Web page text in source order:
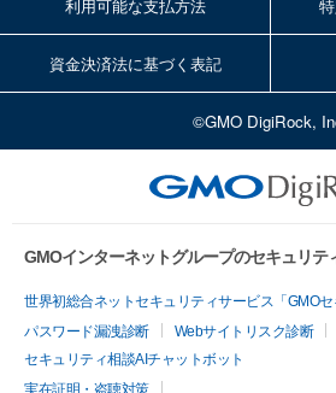
利用可能な支払方法
資金決済法に基づく表記
©GMO DigiRock,
GMOインターネットグループのセキュリテ
世界初総合ネットセキュリティサービス「GMOセ
パスワード漏洩診断
Webサイトリスク診断
セキュリティ相談AIチャットボット
実在証明・盗聴対策